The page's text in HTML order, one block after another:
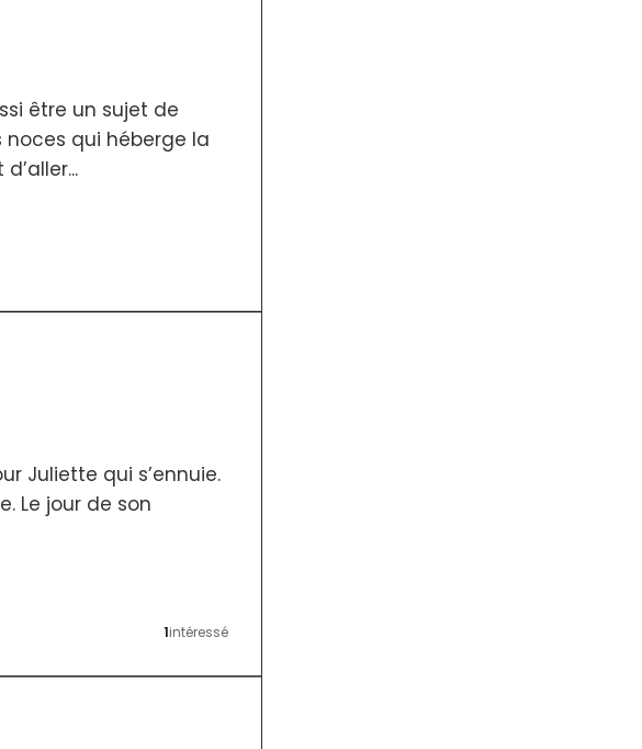
être un sujet de
noces qui héberge la
Juliette qui s’ennuie.
Le jour de son
1intéressé